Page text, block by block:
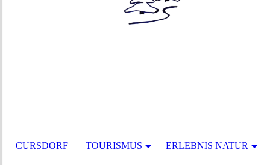
CURSDORF TOURISMUS ERLEBNIS NATUR